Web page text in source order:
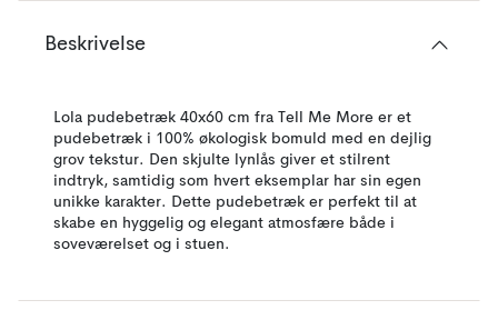
Beskrivelse
Lola pudebetræk 40x60 cm fra Tell Me More er et
pudebetræk i 100% økologisk bomuld med en dejlig
grov tekstur. Den skjulte lynlås giver et stilrent
indtryk, samtidig som hvert eksemplar har sin egen
unikke karakter. Dette pudebetræk er perfekt til at
skabe en hyggelig og elegant atmosfære både i
soveværelset og i stuen.